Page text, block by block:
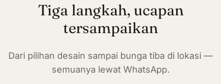
Tiga langkah, ucapan
tersampaikan
Dari pilihan desain sampai bunga tiba di lokasi —
semuanya lewat WhatsApp.